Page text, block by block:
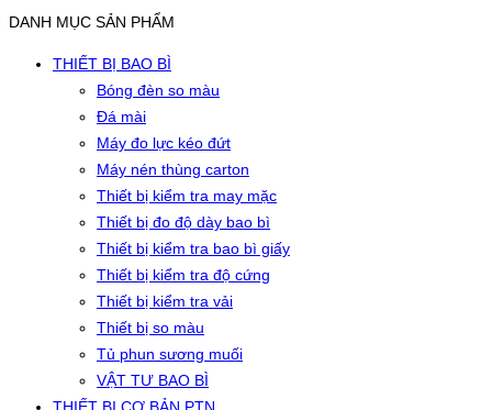
DANH MỤC SẢN PHẨM
THIẾT BỊ BAO BÌ
Bóng đèn so màu
Đá mài
Máy đo lực kéo đứt
Máy nén thùng carton
Thiết bị kiểm tra may mặc
Thiết bị đo độ dày bao bì
Thiết bị kiểm tra bao bì giấy
Thiết bị kiểm tra độ cứng
Thiết bị kiểm tra vải
Thiết bị so màu
Tủ phun sương muối
VẬT TƯ BAO BÌ